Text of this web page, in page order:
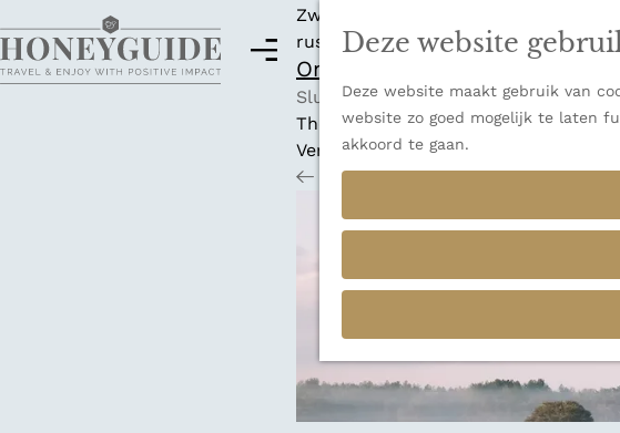
Deze website
Deze website maakt gebruik van
website zo goed mogelijk te laten
akkoord te gaan.
M
Zwitserland is misschien vooral
rust en adembenemende uitzichten.
Ontdek alle bestemmingen
Sluiten
Thema's
Verborgen parels
Terug Ons verhaal